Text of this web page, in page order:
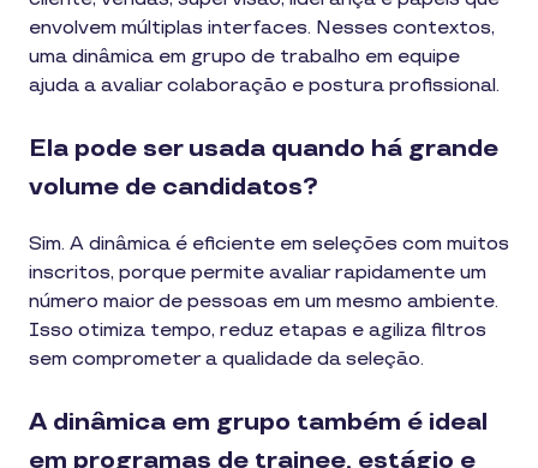
envolvem múltiplas interfaces. Nesses contextos,
uma dinâmica em grupo de trabalho em equipe
ajuda a avaliar colaboração e postura profissional.
Ela pode ser usada quando há grande
volume de candidatos?
Sim. A dinâmica é eficiente em seleções com muitos
inscritos, porque permite avaliar rapidamente um
número maior de pessoas em um mesmo ambiente.
Isso otimiza tempo, reduz etapas e agiliza filtros
sem comprometer a qualidade da seleção.
A dinâmica em grupo também é ideal
em programas de trainee, estágio e